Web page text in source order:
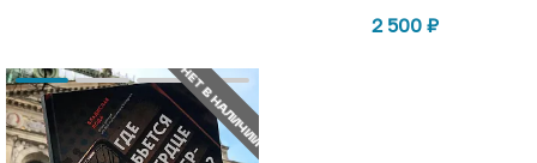
2 500 ₽
НЕТ В НАЛИЧИИ